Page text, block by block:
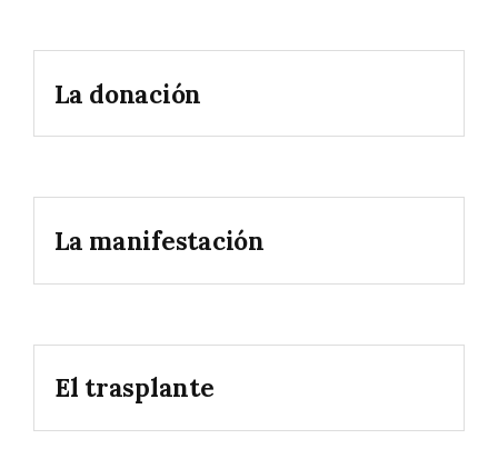
La donación
La manifestación
El trasplante